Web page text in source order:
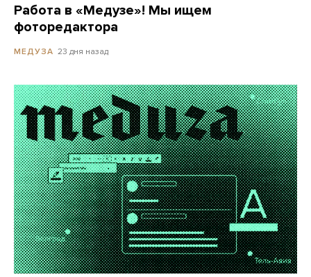
Работа в «Медузе»! Мы ищем
фоторедактора
МЕДУЗА 23 дня назад